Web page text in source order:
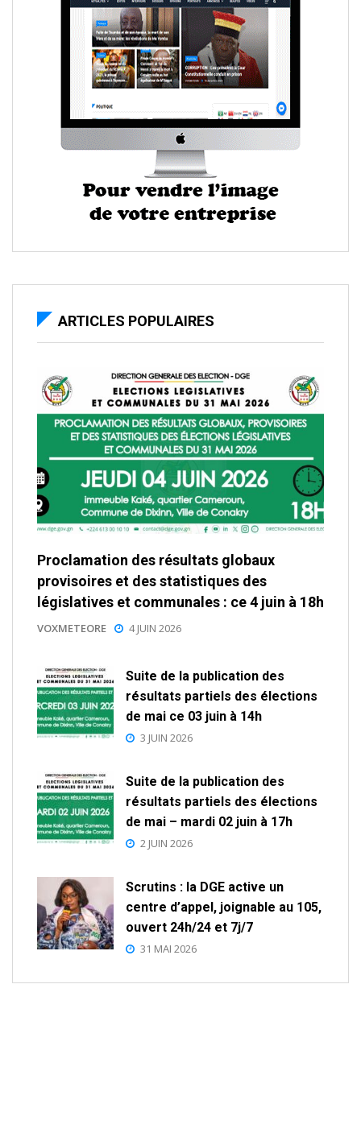
ARTICLES POPULAIRES
Proclamation des résultats globaux
provisoires et des statistiques des
législatives et communales : ce 4 juin à 18h
VOXMETEORE 4 JUIN 2026
Suite de la publication des
résultats partiels des élections
de mai ce 03 juin à 14h
3 JUIN 2026
Suite de la publication des
résultats partiels des élections
de mai – mardi 02 juin à 17h
2 JUIN 2026
Scrutins : la DGE active un
centre d’appel, joignable au 105,
ouvert 24h/24 et 7j/7
31 MAI 2026